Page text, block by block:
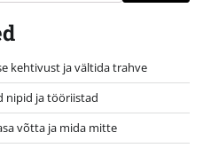
kehtivust ja vältida trahve
nipid ja tööriistad
võtta ja mida mitte